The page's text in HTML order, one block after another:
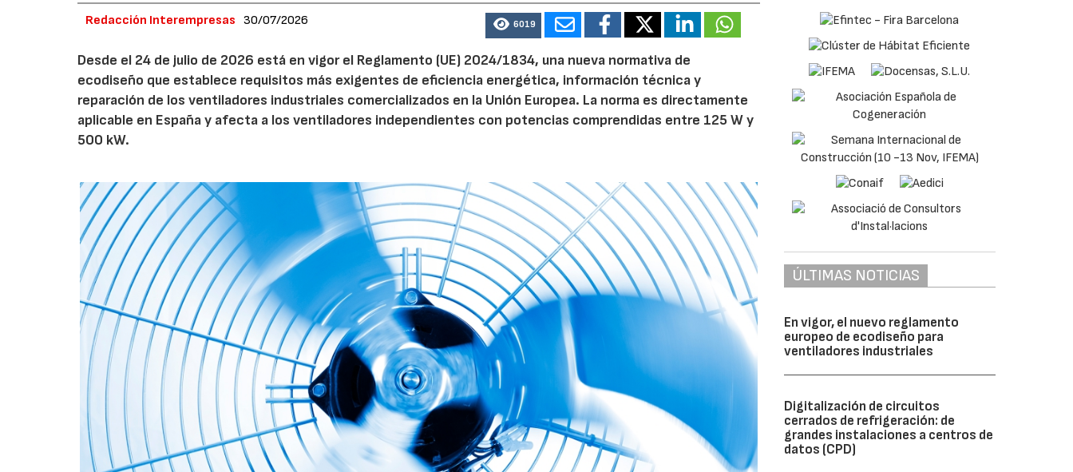
Redacción Interempresas 30/07/2026 6019
Desde el 24 de julio de 2026 está en vigor el Reglamento (UE) 2024/1834, una nueva normativa de
ecodiseño que establece requisitos más exigentes de eficiencia energética, información técnica y
reparación de los ventiladores industriales comercializados en la Unión Europea. La norma es directamente
aplicable en España y afecta a los ventiladores independientes con potencias comprendidas entre 125 W y
500 kW.
ÚLTIMAS NOTICIAS
En vigor, el nuevo reglamento
europeo de ecodiseño para
ventiladores industriales
Digitalización de circuitos
cerrados de refrigeración: de
grandes instalaciones a centros de
datos (CPD)